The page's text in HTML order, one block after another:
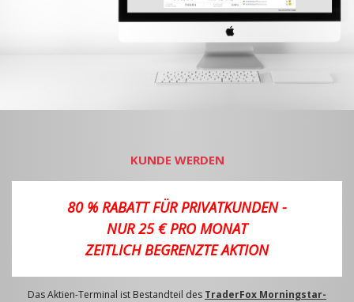
KUNDE WERDEN
80 % RABATT FÜR PRIVATKUNDEN -
NUR 25 € PRO MONAT
ZEITLICH BEGRENZTE AKTION
Das Aktien-Terminal ist Bestandteil des TraderFox Morningstar-